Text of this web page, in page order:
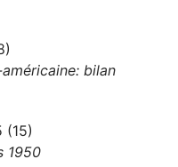
bilan
(15)
1950